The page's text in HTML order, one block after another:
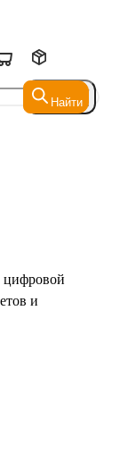
Найти
Найти
цифровой
и